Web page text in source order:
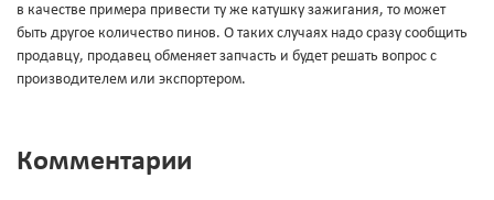
в качестве примера привести ту же катушку зажигания, то может
быть другое количество пинов. О таких случаях надо сразу сообщить
продавцу, продавец обменяет запчасть и будет решать вопрос с
производителем или экспортером.
Комментарии